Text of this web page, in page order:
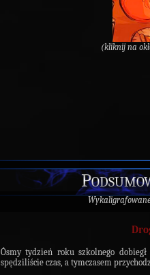
(kliknij na
Ósmy tydzień roku szkolnego
spędziliście czas, a tymczasem